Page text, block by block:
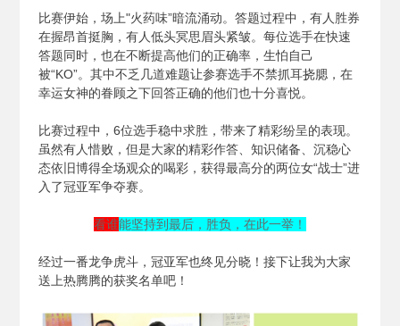
比赛伊始，场上"火药味”暗流涌动。答题过程中，有人胜券
在握昂首挺胸，有人低头冥思眉头紧皱。每位选手在快速
答题同时，也在不断提高他们的正确率，生怕自己
被“KO”。其中不乏几道难题让参赛选手不禁抓耳挠腮，在
幸运女神的眷顾之下回答正确的他们也十分喜悦。
比赛过程中，6位选手稳中求胜，带来了精彩纷呈的表现。
虽然有人惜败，但是大家的精彩作答、知识储备、沉稳心
态依旧博得全场观众的喝彩，获得最高分的两位女“战士”进
入了冠亚军争夺赛。
看谁能坚持到最后，胜负，在此一举！
经过一番龙争虎斗，冠亚军也终见分晓！接下让我为大家
送上热腾腾的获奖名单吧！